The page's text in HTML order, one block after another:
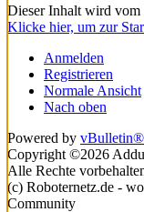
Dieser Inhalt wird
Klicke hier, um zur
Anmelden
Registrieren
Normale Ansicht
Nach oben
Powered by vBulletin®
Copyright ©2026
Alle Rechte
(c) Roboternetz.de -
Community